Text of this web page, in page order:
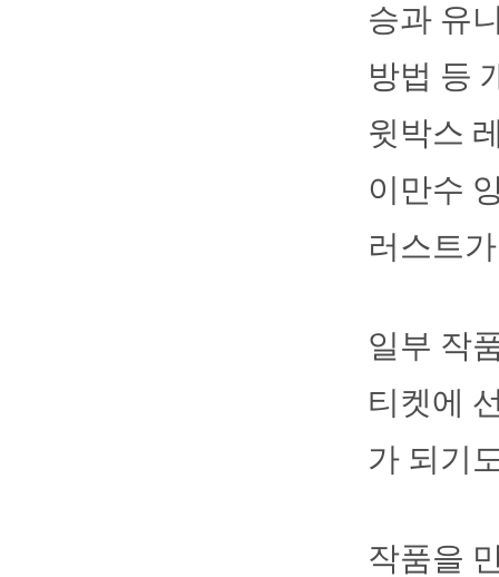
승과 유
방법 등
윗박스
이만수
러스트
일부 작
티켓에
가 되기
작품을